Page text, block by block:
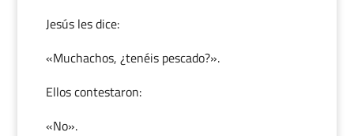
Jesús les dice:
«Muchachos, ¿tenéis pescado?».
Ellos contestaron:
«No».